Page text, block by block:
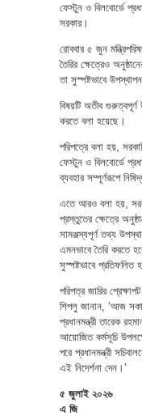
ফেস্টুন ও বিলবোর্ডে
সরকার।
রোববার ৫ জুন
তৈরির ক্ষেত্রেও
তা সুস্পষ্টভাবে
বিষয়টি অতীব গুরুত্বপূর্ণ
করতে বলা হয়েছে।
পরিপত্রে বলা হয়,
ফেস্টুন ও বিলবোর্ডে
ব্যবহার সম্পূর্ণরূপে
এতে আরও বলা হয়,
প্রস্তুতের ক্ষেত্রে
সামঞ্জস্যপূর্ণ তথ্য
এমনভাবে তৈরি করতে
সুস্পষ্টভাবে প্রতিফলিত
পরিপত্র জারির
শিপলু জানান, ‘আজ
প্রধানমন্ত্রী তারেক
আয়োজিত কর্মসূচি
পরে প্রধানমন্ত্রী
এই নিদের্শনা দেন।’
৫ জুলাই ২০২৬
এ জি